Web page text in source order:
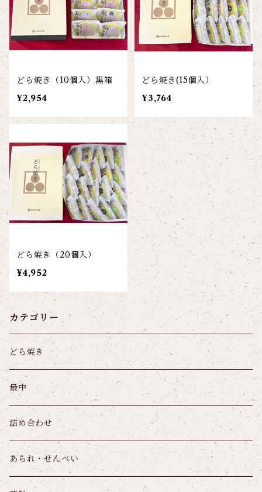
どら焼き（10個入）黒箱
¥2,954
どら焼き(15個入）
¥3,764
どら焼き（20個入）
¥4,952
カテゴリー
どら焼き
最中
詰め合わせ
あられ・せんべい